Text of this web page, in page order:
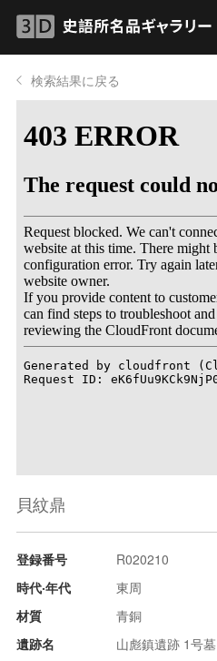
検索結果に戻る
貝紋鼎
登録番号
R020210
時代‧年代
東周
材質
青銅
遺跡名
山彪鎮遺跡 1号墓